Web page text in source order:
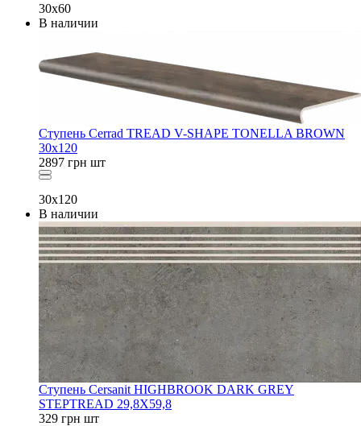
30x60
В наличии
Ступень Cerrad TREAD V-SHAPE TONELLA BROWN
30x120
2897 грн шт
30x120
В наличии
Ступень Cersanit HIGHBROOK DARK GREY
STEPTREAD 29,8X59,8
329 грн шт